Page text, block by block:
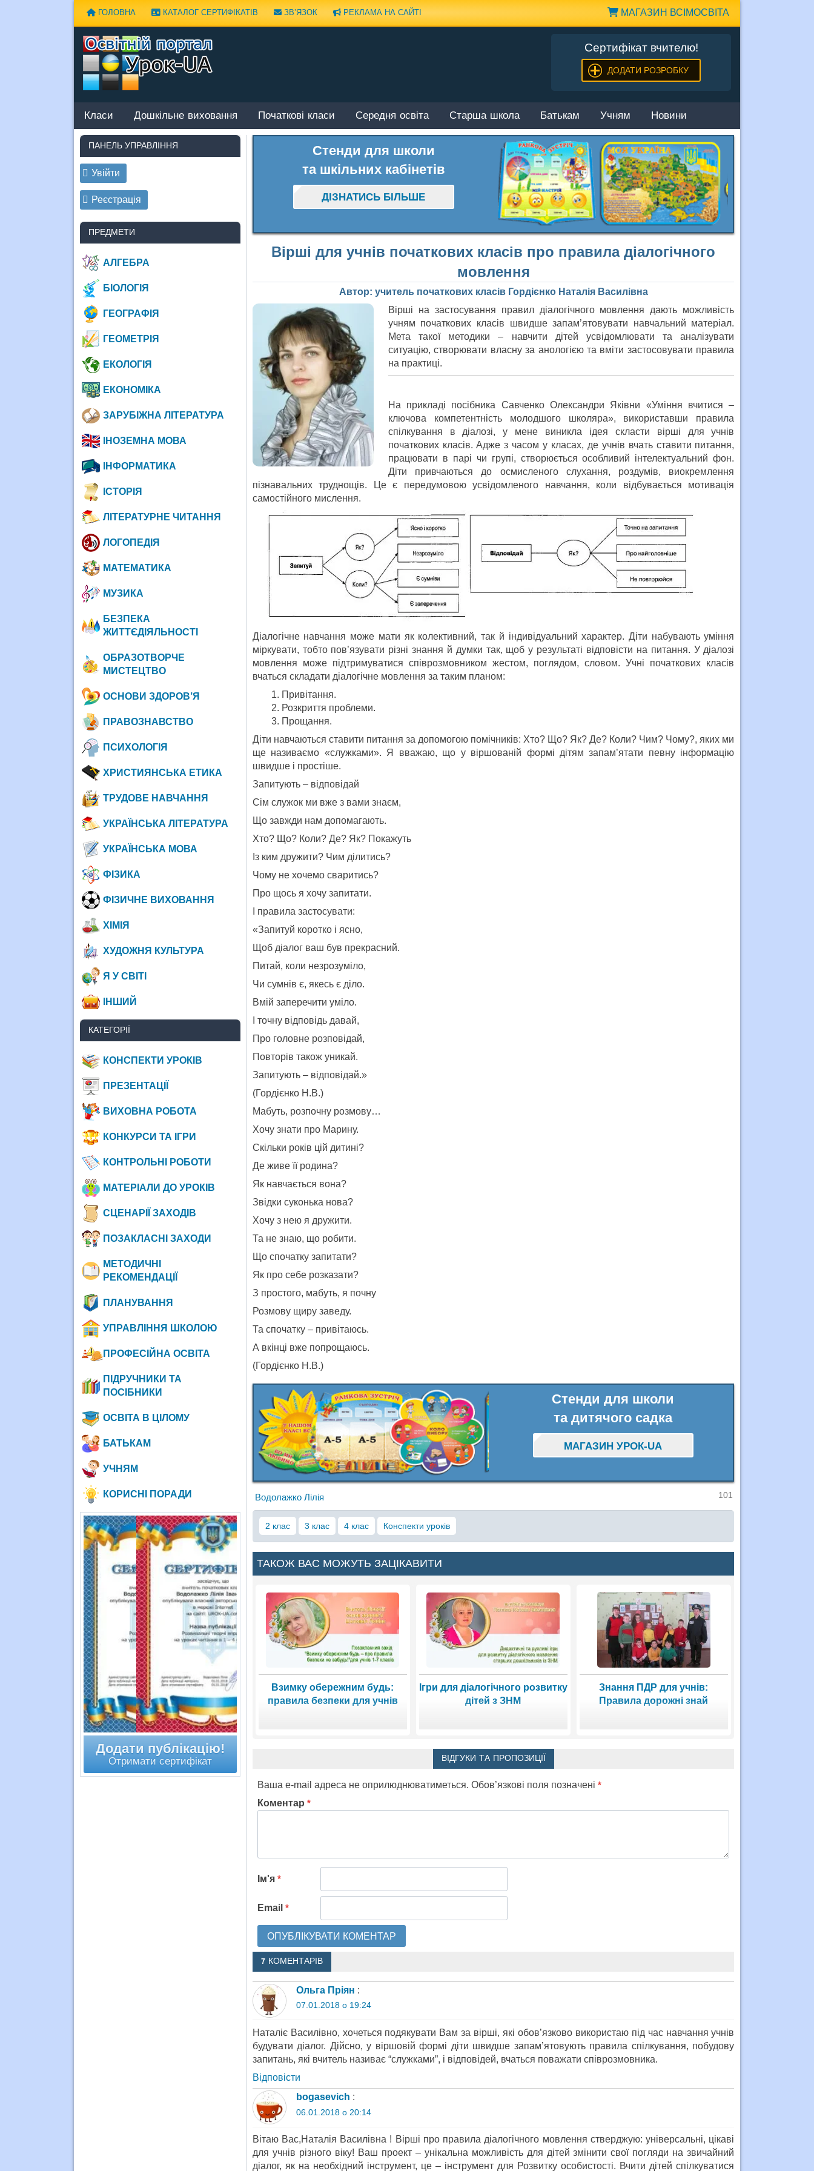
МАГАЗИН ВСІМОСВІТА
ГОЛОВНА КАТАЛОГ СЕРТИФІКАТІВ ЗВ’ЯЗОК РЕКЛАМА НА САЙТІ
Сертифікат вчителю!
ДОДАТИ РОЗРОБКУ
Класи Дошкільне виховання Початкові класи Середня освіта Старша школа Батькам Учням Новини
Стенди для школи
та шкільних кабінетів
ДІЗНАТИСЬ БІЛЬШЕ
Вірші для учнів початкових класів про правила діалогічного
мовлення
Автор: учитель початкових класів Гордієнко Наталія Василівна
Вірші на застосування правил діалогічного мовлення дають можливість
учням початкових класів швидше запам’ятовувати навчальний матеріал.
Мета такої методики – навчити дітей усвідомлювати та аналізувати
ситуацію, створювати власну за анологією та вміти застосовувати правила
на практиці.
На прикладі посібника Савченко Олександри Яківни «Уміння вчитися –
ключова компетентність молодшого школяра», використавши правила
спілкування в діалозі, у мене виникла ідея скласти вірші для учнів
початкових класів. Адже з часом у класах, де учнів вчать ставити питання,
працювати в парі чи групі, створюється особливий інтелектуальний фон.
Діти привчаються до осмисленого слухання, роздумів, виокремлення
пізнавальних труднощів. Це є передумовою усвідомленого навчання, коли відбувається мотивація
самостійного мислення.
Діалогічне навчання може мати як колективний, так й індивіду­альний характер. Діти набувають уміння
міркувати, тобто пов’язувати різні знання й думки так, щоб у результаті відповісти на питання. У діалозі
мовлення може підтримуватися співрозмовником жестом, поглядом, словом. Учні початкових класів
вчаться складати діалогічне мовлення за таким планом:
Привітання.
Розкриття проблеми.
Прощання.
Діти навчаються ставити питання за допомогою помічників: Хто? Що? Як? Де? Коли? Чим? Чому?, яких ми
ще називаємо «служками». Я вважаю, що у віршованій формі дітям запам’ятати певну інформацію
швидше і простіше.
Запитують – відповідай
Сім служок ми вже з вами знаєм,
Що завжди нам допомагають.
Хто? Що? Коли? Де? Як? Покажуть
Із ким дружити? Чим ділитись?
Чому не хочемо сваритись?
Про щось я хочу запитати.
І правила застосувати:
«Запитуй коротко і ясно,
Щоб діалог ваш був прекрасний.
Питай, коли незрозуміло,
Чи сумнів є, якесь є діло.
Вмій заперечити уміло.
І точну відповідь давай,
Про головне розповідай,
Повторів також уникай.
Запитують – відповідай.»
(Гордієнко Н.В.)
Мабуть, розпочну розмову…
Хочу знати про Марину.
Скільки років цій дитині?
Де живе її родина?
Як навчається вона?
Звідки суконька нова?
Хочу з нею я дружити.
Та не знаю, що робити.
Що спочатку запитати?
Як про себе розказати?
З простого, мабуть, я почну
Розмову щиру заведу.
Та спочатку – привітаюсь.
А вкінці вже попрощаюсь.
(Гордієнко Н.В.)
Стенди для школи
та дитячого садка
МАГАЗИН УРОК-UA
Водолажко Лілія 101
2 клас 3 клас 4 клас Конспекти уроків
ТАКОЖ ВАС МОЖУТЬ ЗАЦІКАВИТИ
Взимку обережним будь:
правила безпеки для учнів
Ігри для діалогічного розвитку
дітей з ЗНМ
Знання ПДР для учнів:
Правила дорожні знай
ВІДГУКИ ТА ПРОПОЗИЦІЇ
Ваша e-mail адреса не оприлюднюватиметься. Обов’язкові поля позначені *
Коментар *
Ім'я *
Email *
7 КОМЕНТАРІВ
Ольга Пріян :
07.01.2018 о 19:24
Наталіє Василівно, хочеться подякувати Вам за вірші, які обов’язково використаю під час навчання учнів
будувати діалог. Дійсно, у віршовій формі діти швидше запам’ятовують правила спілкування, побудову
запитань, які вчитель називає “служками”, і відповідей, вчаться поважати співрозмовника.
Відповіcти
bogasevich :
06.01.2018 о 20:14
Вітаю Вас,Наталія Василівна ! Вірші про правила діалогічного мовлення стверджую: універсальні, цікаві
для учнів різного віку! Ваш проект – унікальна можливість для дітей змінити свої погляди на звичайний
діалог, як на необхідний інструмент, це – інструмент для Розвитку особистості. Вчити дітей спілкуватися
ПАНЕЛЬ УПРАВЛІННЯ
Увійти
Реєстрація
ПРЕДМЕТИ
АЛГЕБРА
БІОЛОГІЯ
ГЕОГРАФІЯ
ГЕОМЕТРІЯ
ЕКОЛОГІЯ
ЕКОНОМІКА
ЗАРУБІЖНА ЛІТЕРАТУРА
ІНОЗЕМНА МОВА
ІНФОРМАТИКА
ІСТОРІЯ
ЛІТЕРАТУРНЕ ЧИТАННЯ
ЛОГОПЕДІЯ
МАТЕМАТИКА
МУЗИКА
БЕЗПЕКА
ЖИТТЄДІЯЛЬНОСТІ
ОБРАЗОТВОРЧЕ
МИСТЕЦТВО
ОСНОВИ ЗДОРОВ’Я
ПРАВОЗНАВСТВО
ПСИХОЛОГІЯ
ХРИСТИЯНСЬКА ЕТИКА
ТРУДОВЕ НАВЧАННЯ
УКРАЇНСЬКА ЛІТЕРАТУРА
УКРАЇНСЬКА МОВА
ФІЗИКА
ФІЗИЧНЕ ВИХОВАННЯ
ХІМІЯ
ХУДОЖНЯ КУЛЬТУРА
Я У СВІТІ
ІНШИЙ
КАТЕГОРІЇ
КОНСПЕКТИ УРОКІВ
ПРЕЗЕНТАЦІЇ
ВИХОВНА РОБОТА
КОНКУРСИ ТА ІГРИ
КОНТРОЛЬНІ РОБОТИ
МАТЕРІАЛИ ДО УРОКІВ
СЦЕНАРІЇ ЗАХОДІВ
ПОЗАКЛАСНІ ЗАХОДИ
МЕТОДИЧНІ
РЕКОМЕНДАЦІЇ
ПЛАНУВАННЯ
УПРАВЛІННЯ ШКОЛОЮ
ПРОФЕСІЙНА ОСВІТА
ПІДРУЧНИКИ ТА
ПОСІБНИКИ
ОСВІТА В ЦІЛОМУ
БАТЬКАМ
УЧНЯМ
КОРИСНІ ПОРАДИ
Додати публікацію!
Отримати сертифікат